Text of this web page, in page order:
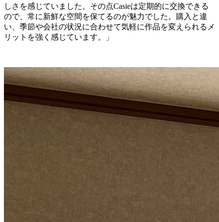
しさを感じていました。その点Casieは定期的に交換できる
ので、常に新鮮な空間を保てるのが魅力でした。購入と違
い、季節や会社の状況に合わせて気軽に作品を変えられるメ
リットを強く感じています。」